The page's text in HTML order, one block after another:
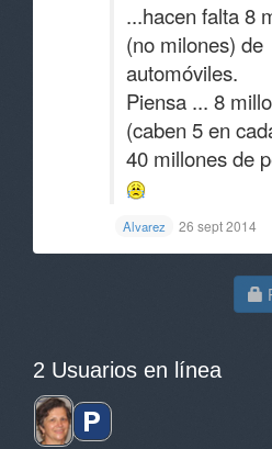
...hacen falta 8
(no milones) de
automóviles.
Piensa ... 8
(caben 5 en
40 millones de
Alvarez 26 sept 2014
2 Usuarios en línea